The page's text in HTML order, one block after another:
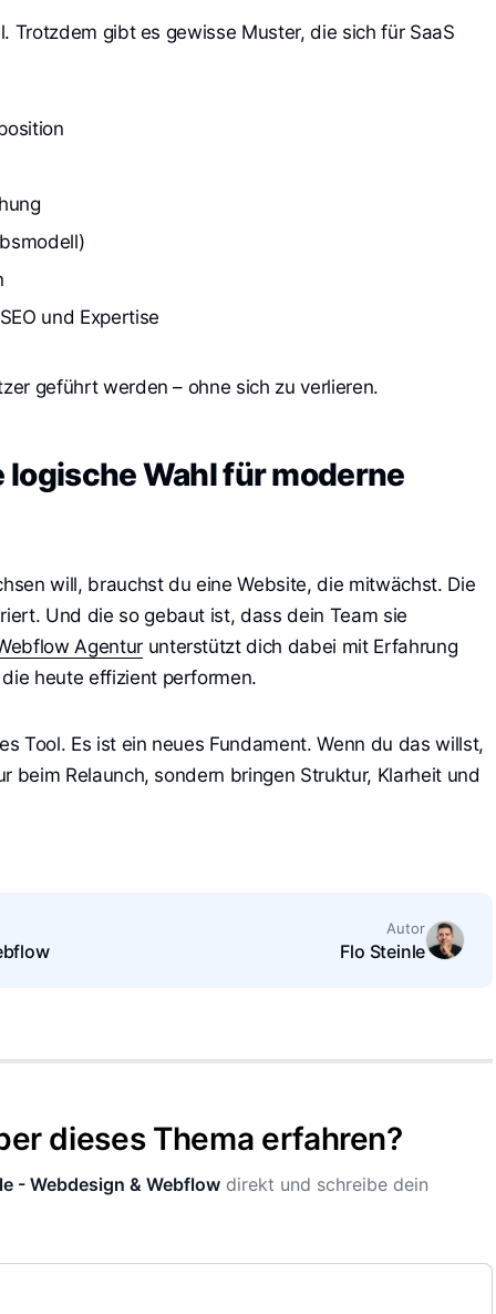
Trotzdem gibt es gewisse Muster, die sich für SaaS
und Expertise
geführt werden – ohne sich zu verlieren.
logische Wahl für moderne
will, brauchst du eine Website, die mitwächst. Die
Und die so gebaut ist, dass dein Team sie
Agenturunterstützt dich dabei mit Erfahrung
heute effizient performen.
Tool. Es ist ein neues Fundament. Wenn du das willst,
beim Relaunch, sondern bringen Struktur, Klarheit und
Autor
Flo Steinle
dieses Thema erfahren?
- Webdesign & Webflow direkt und schreibe dein